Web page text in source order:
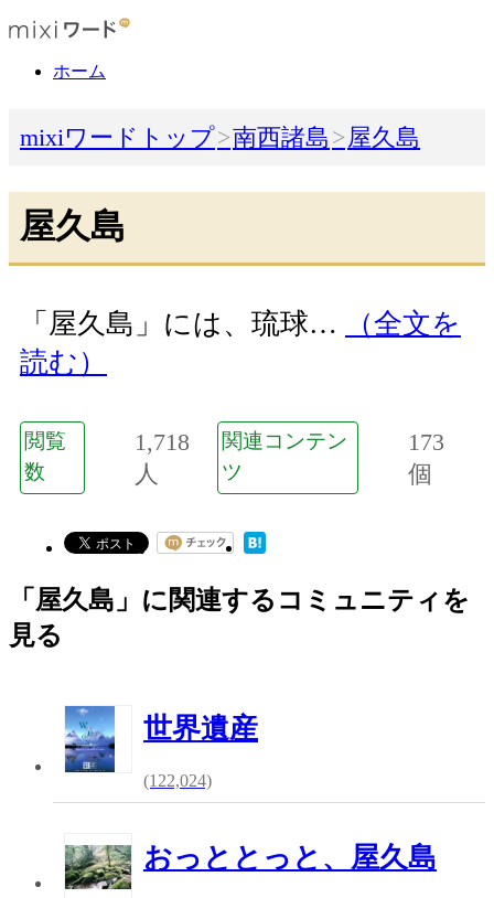
ホーム
mixiワードトップ 南西諸島 屋久島
屋久島
「屋久島」には、琉球…
（全文を
読む）
閲覧
数
1,718
人
関連コンテン
ツ
173
個
「屋久島」に関連するコミュニティを
見る
世界遺産
(122,024)
おっととっと、屋久島